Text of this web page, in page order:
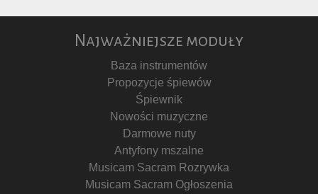
Najważniejsze moduły
Baza instrumentów
Propozycje śpiewów
Śpiewnik
Nowości muzyczne
Darmowe nuty
Antyfony mszalne
Musicam Sacram Rozrywka
Musicam Sacram Ogłoszenia